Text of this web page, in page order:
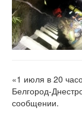
«1 июля в 20
Белгород-
сообщении.